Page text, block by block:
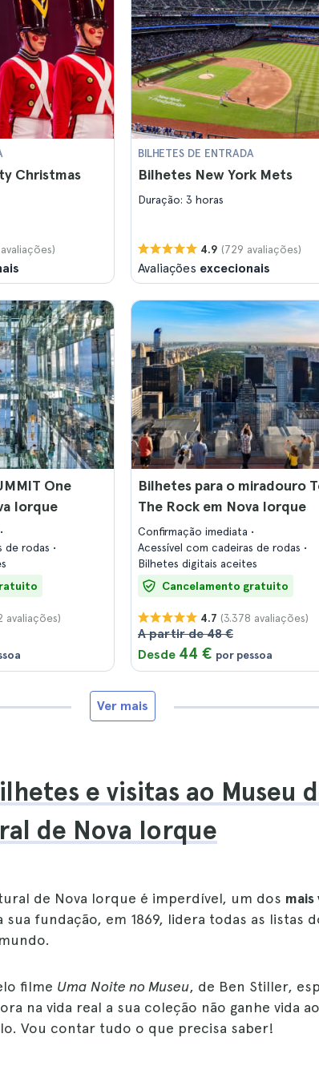
Christmas
avaliações)
BILHETES DE ENTRADA
Bilhetes New York Mets
Duração: 3 horas
4.9 (729 avaliações)
Avaliações excecionais
One
Iorque
de rodas
avaliações)
Bilhetes para o miradouro
The Rock em Nova Iorque
Confirmação imediata
Acessível com cadeiras de rodas
Bilhetes digitais aceites
Cancelamento gratuito
4.7 (3.378 avaliações)
A partir de 48 €
Desde 44 € por pessoa
Ver mais
e visitas ao Museu
de Nova Iorque
de Nova Iorque é imperdível, um dos
sua fundação, em 1869, lidera todas as listas
filme Uma Noite no Museu, de Ben Stiller,
na vida real a sua coleção não ganhe vida
Vou contar tudo o que precisa saber!